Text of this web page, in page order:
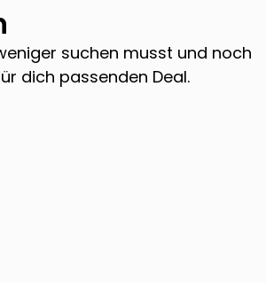
suchen musst und noch
dich passenden Deal.